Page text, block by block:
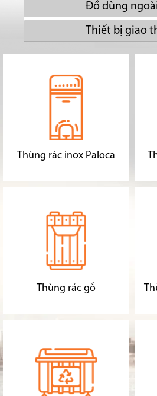
Đồ dùng
Thiết bị giao
Thùng rác inox Paloca
Thùng rác gỗ